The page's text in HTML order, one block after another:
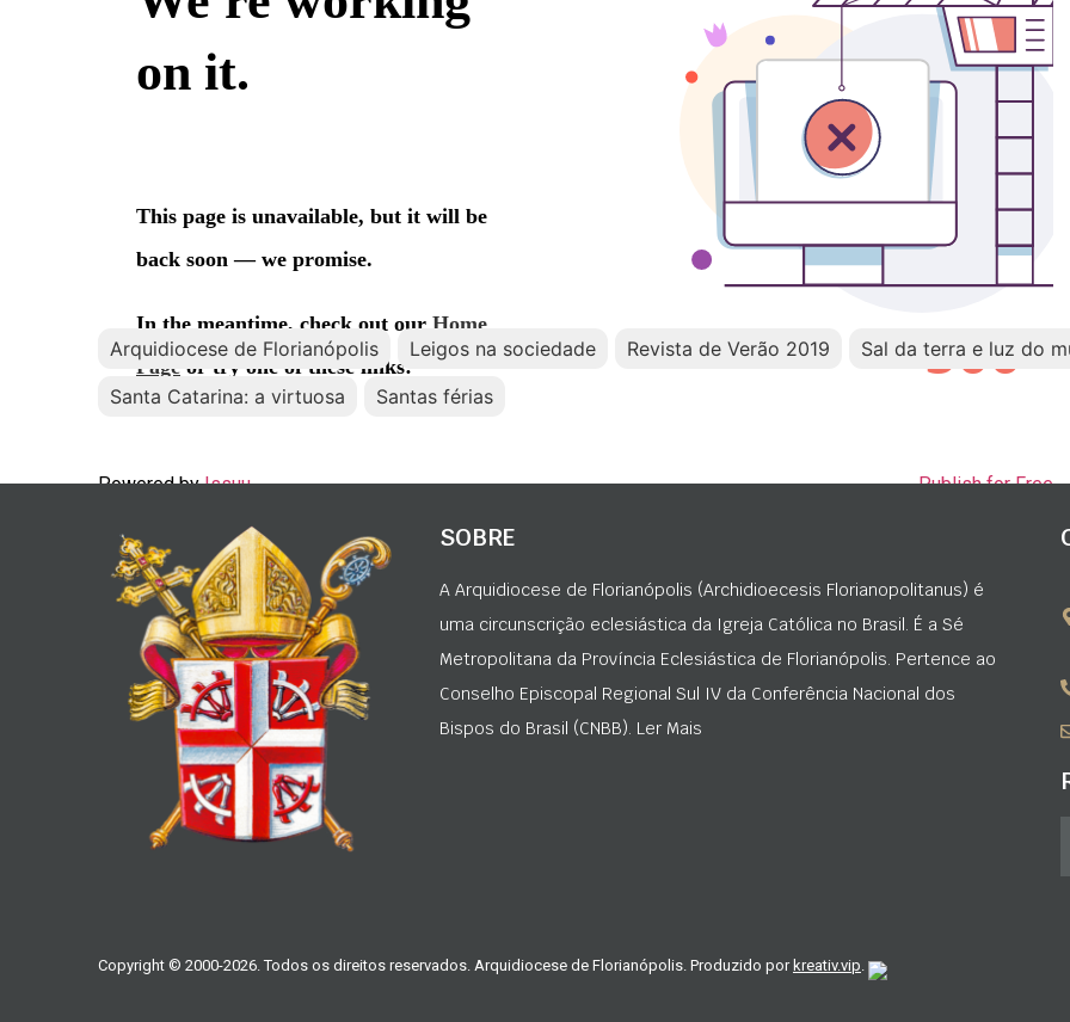
Powered byIssuu Publish for Free
Arquidiocese de Florianópolis Leigos na sociedade Revista de Verão 2019
Sal da terra e luz do
Santa Catarina: a virtuosa
Santas férias
SOBRE
A Arquidiocese de Florianópolis (Archidioecesis Florianopolitanus) é
uma circunscrição eclesiástica da Igreja Católica no Brasil. É a Sé
Metropolitana da Província Eclesiástica de Florianópolis. Pertence ao
Conselho Episcopal Regional Sul IV da Conferência Nacional dos
Bispos do Brasil (CNBB). Ler Mais
Copyright © 2000-2026. Todos os direitos reservados. Arquidiocese de Florianópolis. Produzido por kreativ.vip.